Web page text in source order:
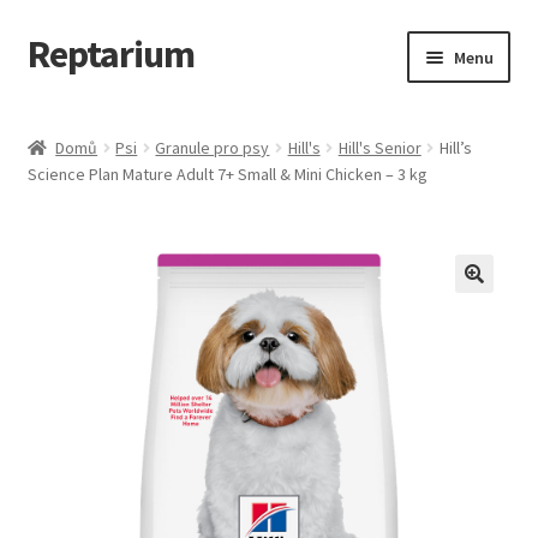
Přeskočit
na
Přejít
k
webu
Reptarium Menu
Košík
Domů Psi Granule pro psy Hill's Hill's Senior
Hill’s
Science Plan Mature Adult 7+ Small & Mini Chicken – 3 kg